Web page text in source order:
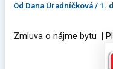
Od Dana Úradníčková/ 1.
Zmluva o nájme bytu |